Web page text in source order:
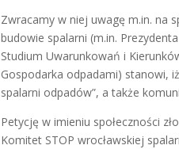
Zwracamy w niej uwagę m.in. na
budowie spalarni (m.in.
Studium Uwarunkowań i
Gospodarka odpadami) stanowi,
spalarni odpadów”, a także
Petycję w imieniu społeczności
Komitet STOP wrocławskiej